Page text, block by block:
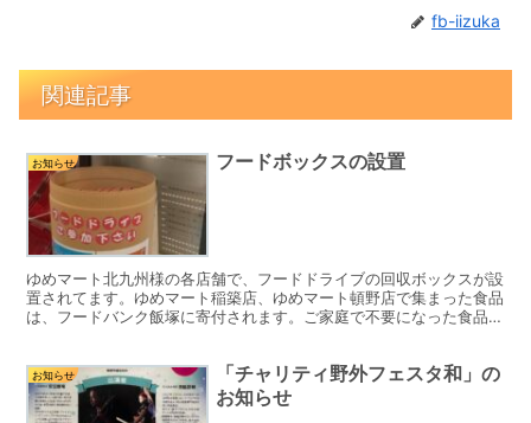
fb-iizuka
関連記事
お知らせ フードボックスの設置
ゆめマート北九州様の各店舗で、フードドライブの回収ボックスが設
置されてます。ゆめマート稲築店、ゆめマート頓野店で集まった食品
は、フードバンク飯塚に寄付されます。ご家庭で不要になった食品
お知らせ
「チャリティ野外フェスタ和」の
お知らせ